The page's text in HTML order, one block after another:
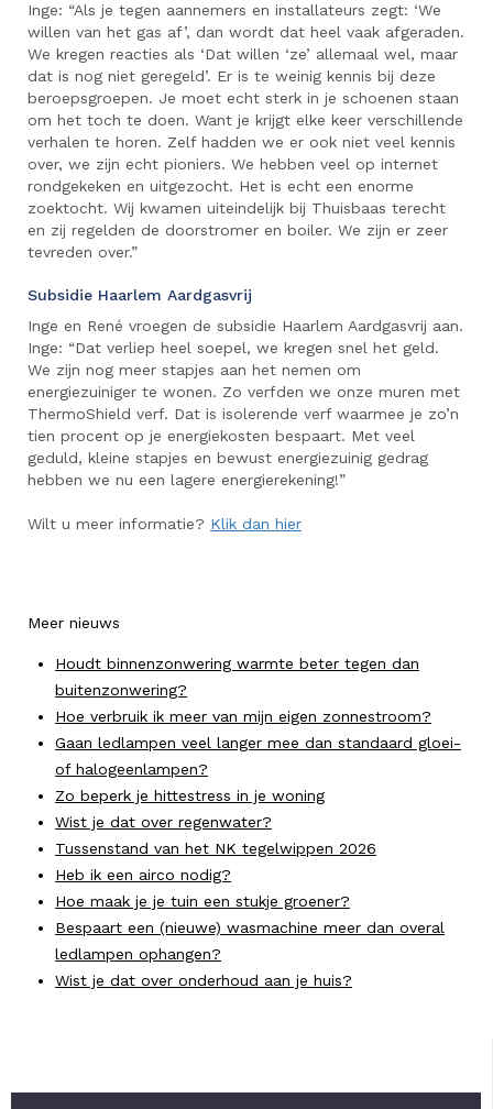
Inge: “Als je tegen aannemers en installateurs zegt: ‘We
willen van het gas af’, dan wordt dat heel vaak afgeraden.
We kregen reacties als ‘Dat willen ‘ze’ allemaal wel, maar
dat is nog niet geregeld’. Er is te weinig kennis bij deze
beroepsgroepen. Je moet echt sterk in je schoenen staan
om het toch te doen. Want je krijgt elke keer verschillende
verhalen te horen. Zelf hadden we er ook niet veel kennis
over, we zijn echt pioniers. We hebben veel op internet
rondgekeken en uitgezocht. Het is echt een enorme
zoektocht. Wij kwamen uiteindelijk bij Thuisbaas terecht
en zij regelden de doorstromer en boiler. We zijn er zeer
tevreden over.”
Subsidie Haarlem Aardgasvrij
Inge en René vroegen de subsidie Haarlem Aardgasvrij aan.
Inge: “Dat verliep heel soepel, we kregen snel het geld.
We zijn nog meer stapjes aan het nemen om
energiezuiniger te wonen. Zo verfden we onze muren met
ThermoShield verf. Dat is isolerende verf waarmee je zo’n
tien procent op je energiekosten bespaart. Met veel
geduld, kleine stapjes en bewust energiezuinig gedrag
hebben we nu een lagere energierekening!”
Wilt u meer informatie? Klik dan hier
Meer nieuws
Houdt binnenzonwering warmte beter tegen dan
buitenzonwering?
Hoe verbruik ik meer van mijn eigen zonnestroom?
Gaan ledlampen veel langer mee dan standaard gloei-
of halogeenlampen?
Zo beperk je hittestress in je woning
Wist je dat over regenwater?
Tussenstand van het NK tegelwippen 2026
Heb ik een airco nodig?
Hoe maak je je tuin een stukje groener?
Bespaart een (nieuwe) wasmachine meer dan overal
ledlampen ophangen?
Wist je dat over onderhoud aan je huis?